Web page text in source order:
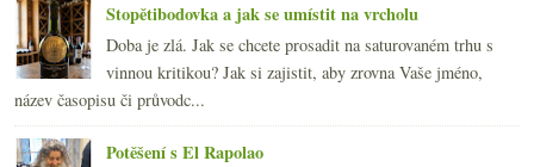
Stopětibodovka a jak se umístit na vrcholu
Doba je zlá. Jak se chcete prosadit na saturovaném trhu s
vinnou kritikou? Jak si zajistit, aby zrovna Vaše jméno,
název časopisu či průvodc...
Potěšení s El Rapolao